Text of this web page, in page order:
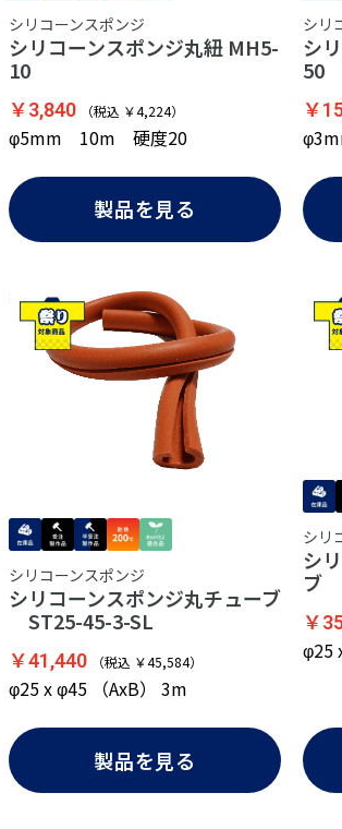
シリコーンスポンジ
シリコーンスポンジ丸紐 MH5-
10
￥3,840 （税込 ￥4,224）
φ5mm 10m 硬度20
製品を見る
シリ
シ
50
￥
シリコーンスポンジ
シリコーンスポンジ丸チューブ
ST25-45-3-SL
￥41,440 （税込 ￥45,584）
φ25 x φ45 （AxB） 3m
製品を見る
シリ
シ
ブ
￥
φ25